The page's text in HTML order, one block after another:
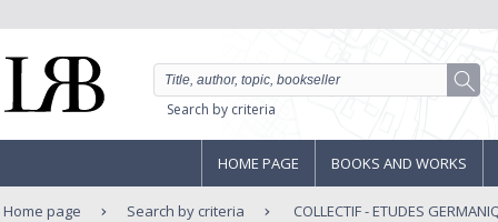
Search by criteria
HOME PAGE BOOKS AND WORKS
Home page Search by criteria COLLECTIF - ETUDES